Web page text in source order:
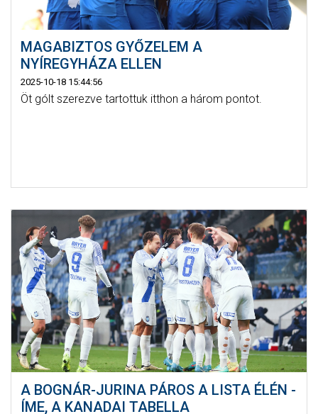
MAGABIZTOS GYŐZELEM A
NYÍREGYHÁZA ELLEN
2025-10-18 15:44:56
Öt gólt szerezve tartottuk itthon a három pontot.
A BOGNÁR-JURINA PÁROS A LISTA ÉLÉN -
ÍME, A KANADAI TABELLA